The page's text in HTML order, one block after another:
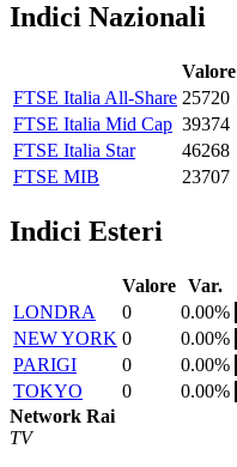
Indici Nazionali
Valore
FTSE Italia All-Share 25720
FTSE Italia Mid Cap 39374
FTSE Italia Star
46268
FTSE MIB
23707
Indici Esteri
Valore Var.
LONDRA
0
0.00%
NEW YORK 0
0.00%
PARIGI
0
0.00%
TOKYO
0
0.00%
Network Rai
TV